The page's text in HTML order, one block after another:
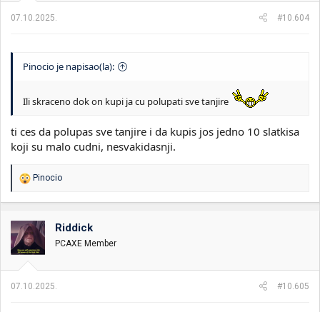
:
07.10.2025. #10.604
Pinocio je napisao(la):
Ili skraceno dok on kupi ja cu polupati sve tanjire
ti ces da polupas sve tanjire i da kupis jos jedno 10 slatkisa
koji su malo cudni, nesvakidasnji.
R
o
v
a
n
:
Pinocio
Riddick
PCAXE Member
07.10.2025. #10.605